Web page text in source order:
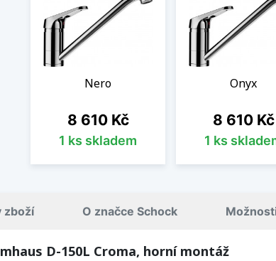
Nero
Cena
8 610 Kč
1 ks skladem
Onyx
Cena
8 610 Kč
1 ks
zboží O značce Schock
D-150L Croma, horní montáž